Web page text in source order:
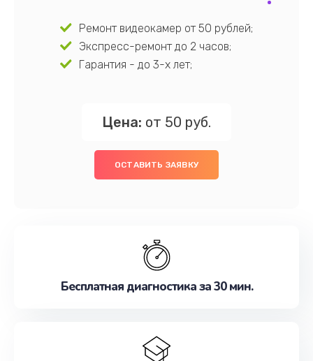
Ремонт видеокамер от 50 рублей;
Экспресс-ремонт до 2 часов;
Гарантия - до 3-х лет;
Цена: от 50 руб.
ОСТАВИТЬ ЗАЯВКУ
Бесплатная диагностика за 30 мин.